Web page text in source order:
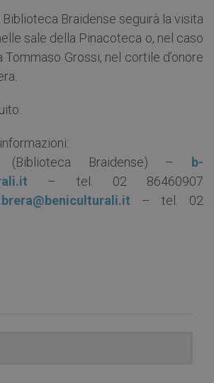
Braidense seguirà la visita
sale della Pinacoteca o, nel caso
Grossi, nel cortile d’onore
(Biblioteca Braidense) –
b-
– tel. 02 86460907
– tel. 02